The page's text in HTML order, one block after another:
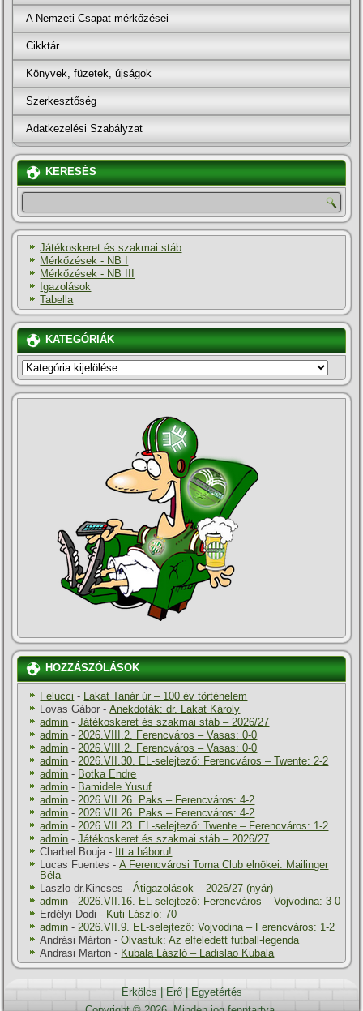
A Nemzeti Csapat mérkőzései
Cikktár
Könyvek, füzetek, újságok
Szerkesztőség
Adatkezelési Szabályzat
KERESÉS
Játékoskeret és szakmai stáb
Mérkőzések - NB I
Mérkőzések - NB III
Igazolások
Tabella
KATEGÓRIÁK
KATEGÓRIÁK
HOZZÁSZÓLÁSOK
Felucci - Lakat Tanár úr – 100 év történelem
Lovas Gábor -Anekdoták: dr. Lakat Károly
admin -Játékoskeret és szakmai stáb – 2026/27
admin -2026.VIII.2. Ferencváros – Vasas: 0-0
admin -2026.VIII.2. Ferencváros – Vasas: 0-0
admin -2026.VII.30. EL-selejtező: Ferencváros – Twente: 2-2
admin - Botka Endre
admin - Bamidele Yusuf
admin -2026.VII.26. Paks – Ferencváros: 4-2
admin -2026.VII.26. Paks – Ferencváros: 4-2
admin -2026.VII.23. EL-selejtező: Twente – Ferencváros: 1-2
admin -Játékoskeret és szakmai stáb – 2026/27
Charbel Bouja- Itt a háboru!
Lucas Fuentes -A Ferencvárosi Torna Club elnökei: Mailinger
Béla
Laszlo dr.Kincses -Átigazolások – 2026/27 (nyár)
admin -2026.VII.16. EL-selejtező: Ferencváros – Vojvodina: 3-0
Erdélyi Dodi - Kuti László: 70
admin -2026.VII.9. EL-selejtező: Vojvodina – Ferencváros: 1-2
Andrási Márton -Olvastuk: Az elfeledett futball-legenda
Andrasi Marton - Kubala László – Ladislao Kubala
Erkölcs Erő|
Egyetértés